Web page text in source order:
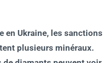
en Ukraine, les sanctions
plusieurs minéraux.